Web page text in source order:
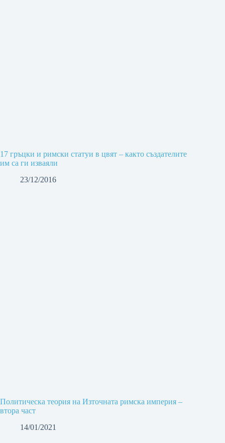
17 гръцки и римски статуи в цвят – както създателите
им са ги изваяли
23/12/2016
Политическа теория на Източната римска империя –
втора част
14/01/2021